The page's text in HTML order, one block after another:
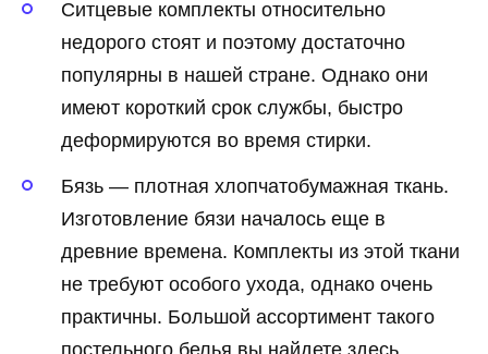
Ситцевые комплекты относительно
недорого стоят и поэтому достаточно
популярны в нашей стране. Однако они
имеют короткий срок службы, быстро
деформируются во время стирки.
Бязь — плотная хлопчатобумажная ткань.
Изготовление бязи началось еще в
древние времена. Комплекты из этой ткани
не требуют особого ухода, однако очень
практичны. Большой ассортимент такого